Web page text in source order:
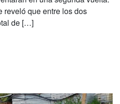
reveló que entre los dos
de […]